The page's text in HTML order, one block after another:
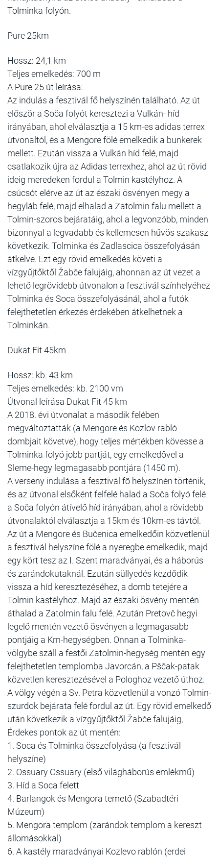
Tolminka folyón.
Pure 25km
Hossz: 24,1 km
Teljes emelkedés: 700 m
A Pure 25 út leírása:
Az indulás a fesztivál fő helyszínén található. Az út
először a Soča folyót keresztezi a Vulkán- híd
irányában, ahol elválasztja a 15 km-es adidas terrex
útvonaltól, és a Mengore fölé emelkedik a bunkerek
mellett. Ezután vissza a Vulkán híd felé, majd
csatlakozik újra az Adidas terrexhez, ahol az út rövid
ideig meredeken fordul a Tolmin kastélyhoz. A
csúcsót elérve az út az északi ösvényen megy a
hegyláb felé, majd elhalad a Zatolmin falu mellett a
Tolmin-szoros bejáratáig, ahol a legvonzóbb, minden
bizonnyal a legvadabb és kellemesen hűvös szakasz
következik. Tolminka és Zadlascica összefolyásán
átkelve. Ezt egy rövid emelkedés követi a
vízgyűjtőktől Žabče falujáig, ahonnan az út vezet a
lehető legrövidebb útvonalon a fesztivál színhelyéhez
Tolminka és Soca összefolyásánál, ahol a futók
felejthetetlen érkezés érdekében átkelhetnek a
Tolminkán.
Dukat Fit 45km
Hossz: kb. 43 km
Teljes emelkedés: kb. 2100 vm
Útvonal leírása Dukat Fit 45 km
A 2018. évi útvonalat a második felében
megváltoztatták (a Mengore és Kozlov rabló
dombjait követve), hogy teljes mértékben kövesse a
Tolminka folyó jobb partját, egy emelkedővel a
Sleme-hegy legmagasabb pontjára (1450 m).
A verseny indulása a fesztivál fõ helyszínén történik,
és az útvonal elsőként felfelé halad a Soča folyó felé
a Soča folyón átívelő híd irányában, ahol a rövidebb
útvonalaktól elválasztja a 15km és 10km-es távtól.
Az út a Mengore és Bučenica emelkedőin közvetlenül
a fesztivál helyszíne fölé a nyeregbe emelkedik, majd
egy kört tesz az I. Szent maradványai, és a háborús
és zarándokutaknál. Ezután süllyedés kezdődik
vissza a híd keresztezéséhez, a domb tetejére a
Tolmin kastélyhoz. Majd az északi ösvény mentén
áthalad a Zatolmin falu felé. Azután Pretovč hegyi
legelő mentén vezető ösvényen a legmagasabb
pontjáig a Krn-hegységben. Onnan a Tolminka-
völgybe száll a festői Zatolmin-hegység mentén egy
felejthetetlen templomba Javorcán, a Pščak-patak
közvetlen keresztezésével a Pologhoz vezető úthoz.
A völgy végén a Sv. Petra közvetlenül a vonzó Tolmin-
szurdok bejárata felé fordul az út. Egy rövid emelkedő
után következik a vízgyűjtőktől Žabče falujáig,
Érdekes pontok az út mentén:
1. Soca és Tolminka összefolyása (a fesztivál
helyszíne)
2. Ossuary Ossuary (első világháborús emlékmű)
3. Híd a Soca felett
4. Barlangok és Mengora temető (Szabadtéri
Múzeum)
5. Mengora templom (zarándok templom a kereszt
állomásokkal)
6. A kastély maradványai Kozlevo rablón (erdei